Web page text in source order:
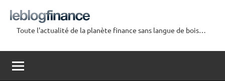
contenu
Blog
Toute l'actualité de la planète finance sans langue de bois…